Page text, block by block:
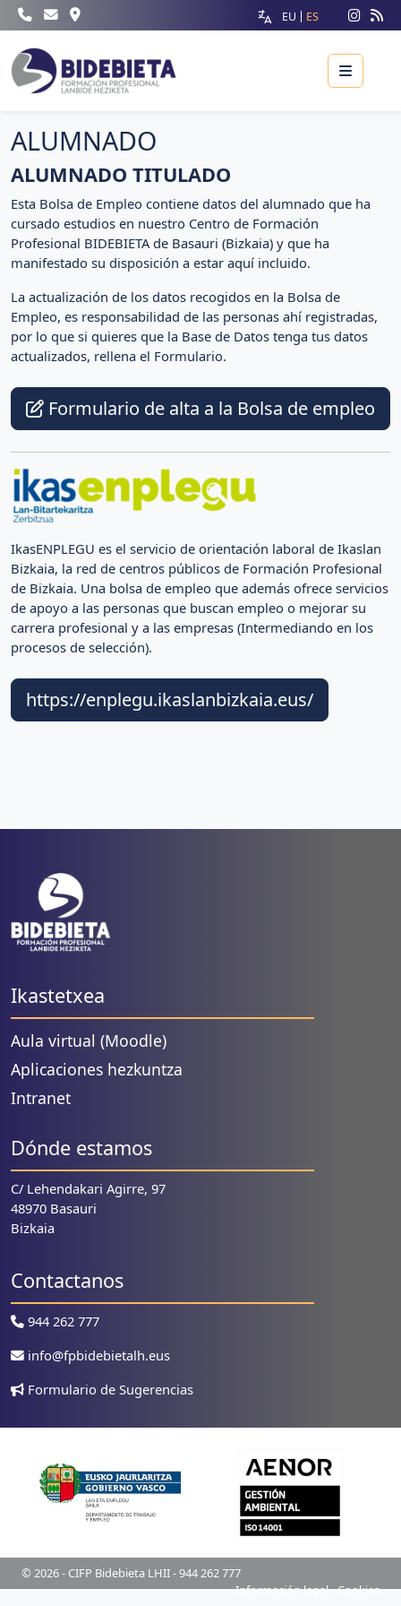
EU ES
Menu
ALUMNADO
ALUMNADO TITULADO
Esta Bolsa de Empleo contiene datos del alumnado que ha
cursado estudios en nuestro Centro de Formación
Profesional BIDEBIETA de Basauri (Bizkaia) y que ha
manifestado su disposición a estar aquí incluido.
La actualización de los datos recogidos en la Bolsa de
Empleo, es responsabilidad de las personas ahí registradas,
por lo que si quieres que la Base de Datos tenga tus datos
actualizados, rellena el Formulario.
Formulario de alta a la Bolsa de empleo
IkasENPLEGU es el servicio de orientación laboral de Ikaslan
Bizkaia, la red de centros públicos de Formación Profesional
de Bizkaia. Una bolsa de empleo que además ofrece servicios
de apoyo a las personas que buscan empleo o mejorar su
carrera profesional y a las empresas (Intermediando en los
procesos de selección).
https://enplegu.ikaslanbizkaia.eus/
Ikastetxea
Aula virtual (Moodle)
Aplicaciones hezkuntza
Intranet
Dónde estamos
C/ Lehendakari Agirre, 97
48970 Basauri
Bizkaia
Contactanos
944 262 777
info@fpbidebietalh.eus
Formulario de Sugerencias
© 2026 - CIFP Bidebieta LHII - 944 262 777
Información legal-Cookies